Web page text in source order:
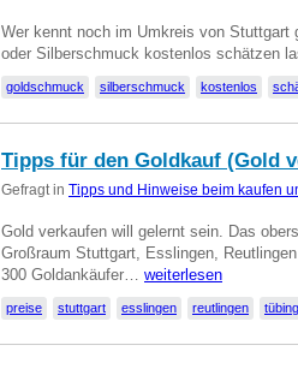
Wer kennt noch im Umkreis von
oder Silberschmuck kostenlos schätzen
goldschmuck silberschmuck kostenlos
Tipps für den Goldkauf (Gold
Gefragt in Tipps und Hinweise beim kaufen
Gold verkaufen will gelernt sein. Das
Großraum Stuttgart, Esslingen,
300 Goldankäufer… weiterlesen
preise stuttgart esslingen reutlingen